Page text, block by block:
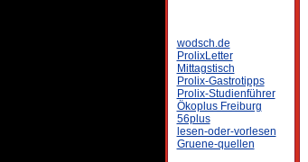
wodsch.de
ProlixLetter
Mittagstisch
Prolix-Gastrotipps
Prolix-Studienführer
Ökoplus Freiburg
56plus
lesen-oder-vorlesen
Gruene-quellen